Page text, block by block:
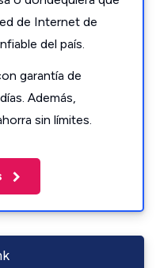
de Internet de
del país.
garantía de
Además,
sin límites.